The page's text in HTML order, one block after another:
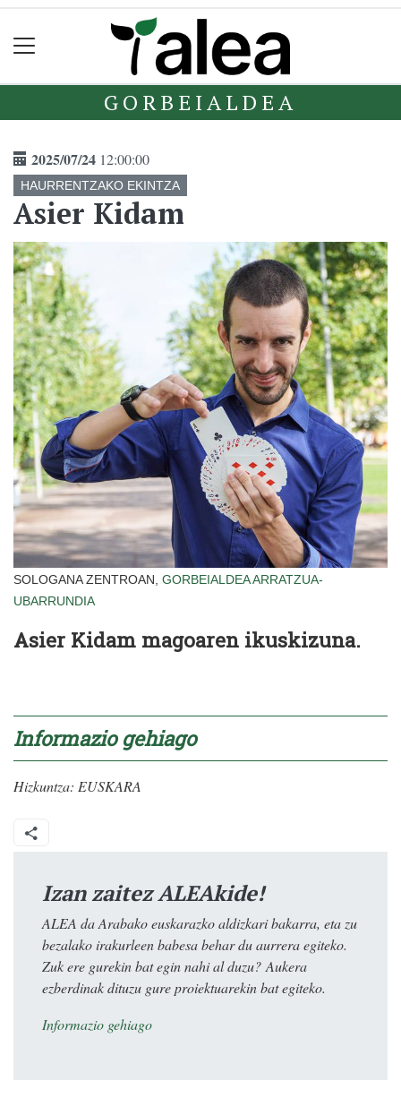
GORBEIALDEA
2025/07/24 12:00:00
HAURRENTZAKO EKINTZA
Asier Kidam
SOLOGANA ZENTROAN, GORBEIALDEAARRATZUA-
UBARRUNDIA
Asier Kidam magoaren ikuskizuna.
Informazio gehiago
Hizkuntza: EUSKARA
Izan zaitez ALEAkide!
ALEA da Arabako euskarazko aldizkari bakarra, eta zu
bezalako irakurleen babesa behar du aurrera egiteko.
Zuk ere gurekin bat egin nahi al duzu? Aukera
ezberdinak dituzu gure proiektuarekin bat egiteko.
Informazio gehiago